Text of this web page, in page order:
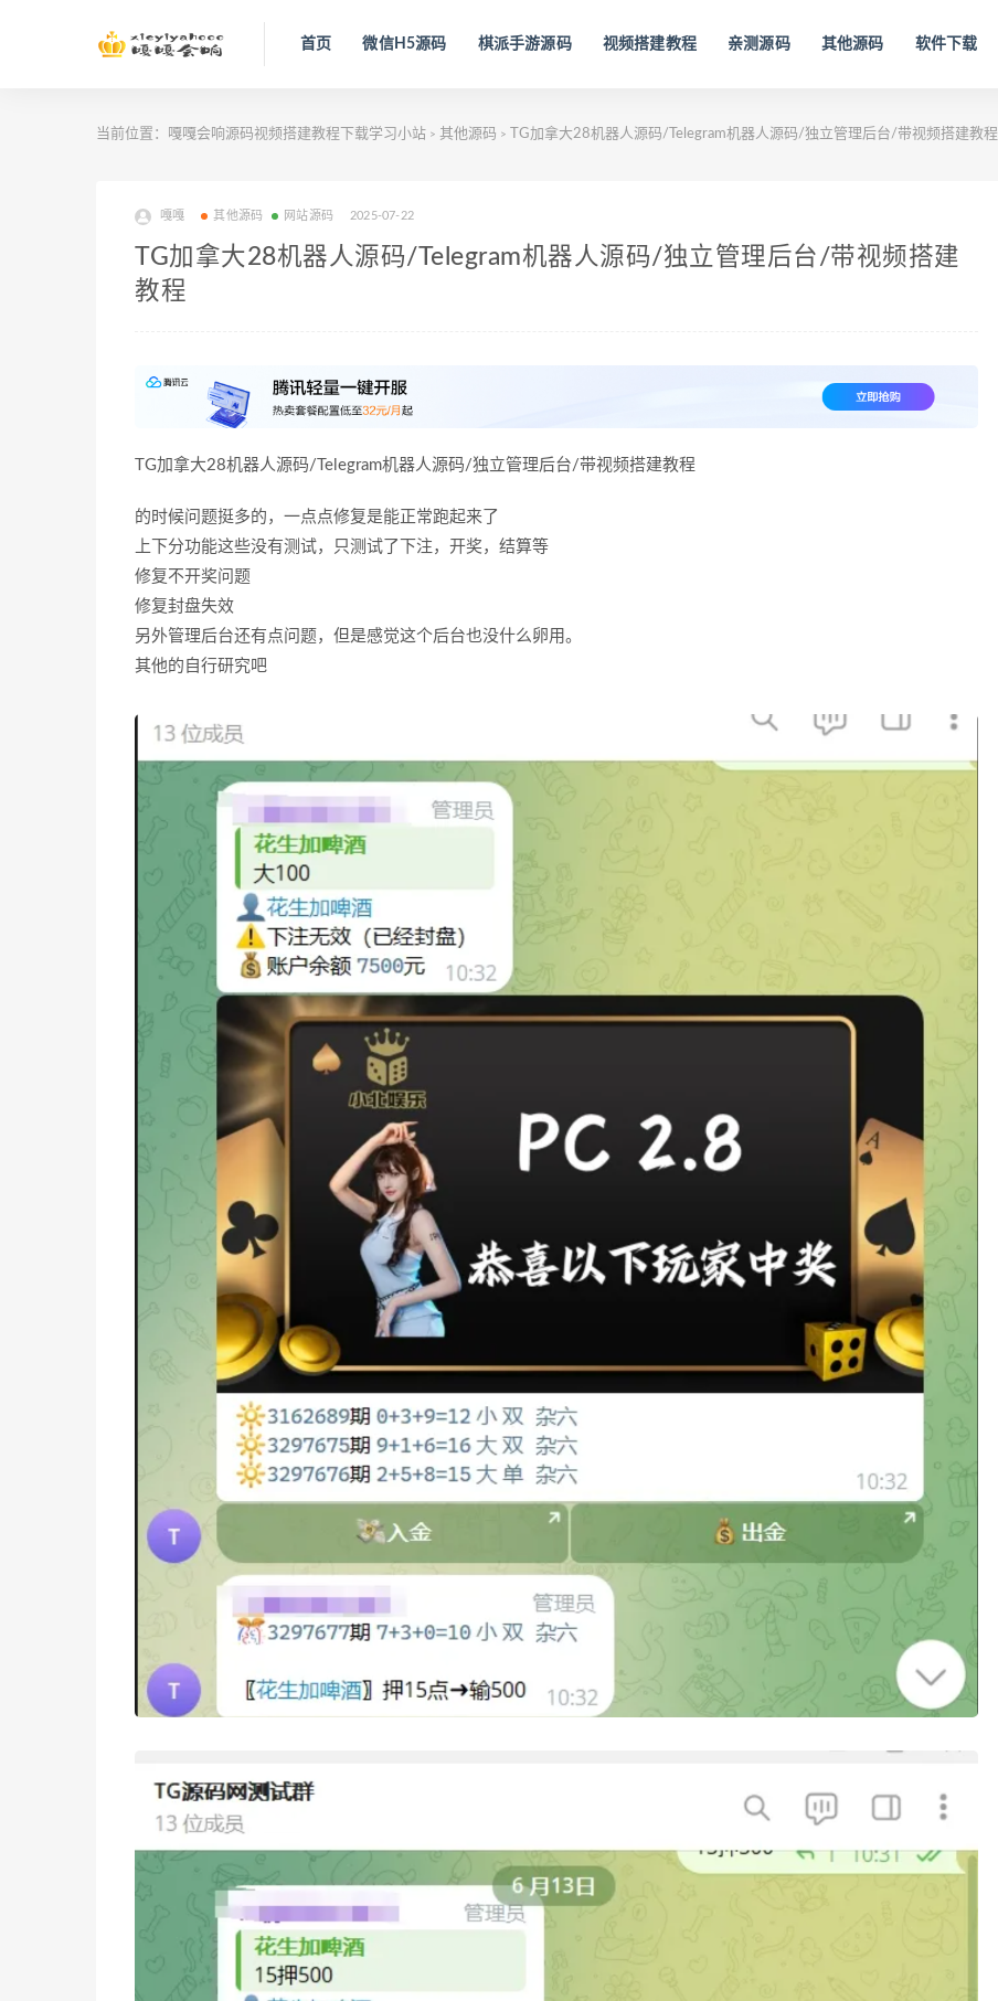
首页 微信H5源码 棋派手游源码 视频搭建教程 亲测源码 其他源码 软件下载
当前位置： 嘎嘎会响源码视频搭建教程下载学习小站 > 其他源码 > TG加拿大28机器人源码/Telegram机器人源码/独立管理后台/带视频搭建教程
嘎嘎 其他源码 网站源码 2025-07-22
TG加拿大28机器人源码/Telegram机器人源码/独立管理后台/带视频搭建
教程
TG加拿大28机器人源码/Telegram机器人源码/独立管理后台/带视频搭建教程
的时候问题挺多的，一点点修复是能正常跑起来了
上下分功能这些没有测试，只测试了下注，开奖，结算等
修复不开奖问题
修复封盘失效
另外管理后台还有点问题，但是感觉这个后台也没什么卵用。
其他的自行研究吧